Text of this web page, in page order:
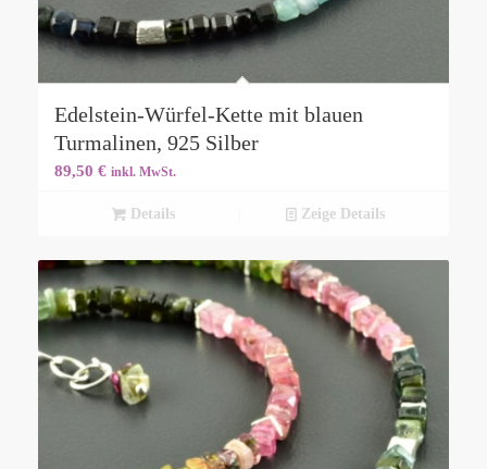
Edelstein-Würfel-Kette mit blauen
Turmalinen, 925 Silber
89,50 € inkl. MwSt.
Details Zeige Details